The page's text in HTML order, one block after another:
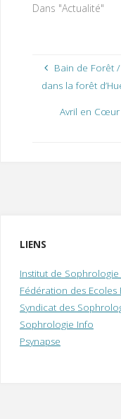
Dans "Actualité"
Bain de Forêt
dans la forêt
Avril en Cœur
LIENS
Institut de Sophrologie
Fédération des
Syndicat des
Sophrologie Info
Psynapse